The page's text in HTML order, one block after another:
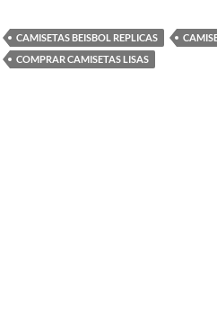
CAMISETAS BEISBOL REPLICAS
COMPRAR CAMISETAS LISAS